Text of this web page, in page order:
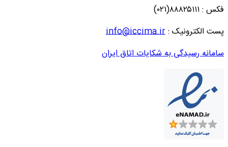
فکس : ۸۸۸۲۵۱۱۱(۰۲۱)
پست الکترونیک :info@iccima.ir
سامانه رسیدگی به شکایات اتاق ایران